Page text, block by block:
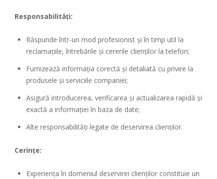
Responsabilități:
Răspunde într-un mod profesionist și în timp util la
reclamațiile, întrebările și cererile clienților la telefon;
Furnizează informația corectă și detaliată cu privire la
produsele și serviciile companiei;
Asigură introducerea, verificarea și actualizarea rapidă și
exactă a informației în baza de date;
Alte responsabilități legate de deservirea clienților.
Cerințe:
Experiența în domeniul deservirei clienţilor constituie un